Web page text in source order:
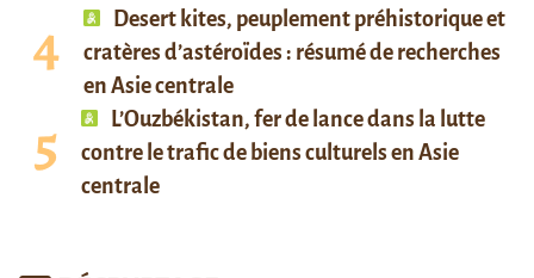
Desert kites, peuplement préhistorique et
cratères d’astéroïdes : résumé de recherches
en Asie centrale
L’Ouzbékistan, fer de lance dans la lutte
contre le trafic de biens culturels en Asie
centrale